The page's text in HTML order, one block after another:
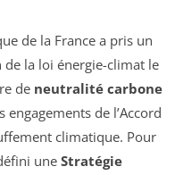
de la France a pris un
la loi énergie-climat le
de neutralité carbone
engagements de l’Accord
climatique. Pour
une Stratégie